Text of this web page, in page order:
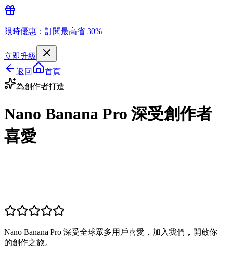
限時優惠：訂閱最高省 30%
立即升級
返回
首頁
為創作者打造
Nano Banana Pro 深受創作者
喜愛
Nano Banana Pro 深受全球眾多用戶喜愛，加入我們，開啟你
的創作之旅。